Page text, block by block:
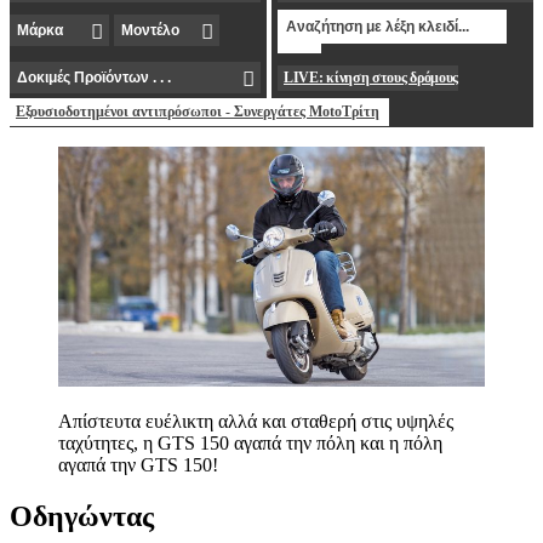
LIVE: κίνηση στους δρόμους
Εξουσιοδοτημένοι αντιπρόσωποι - Συνεργάτες MotoΤρίτη
Απίστευτα ευέλικτη αλλά και σταθερή στις υψηλές
ταχύτητες, η GTS 150 αγαπά την πόλη και η πόλη
αγαπά την GTS 150!
Οδηγώντας